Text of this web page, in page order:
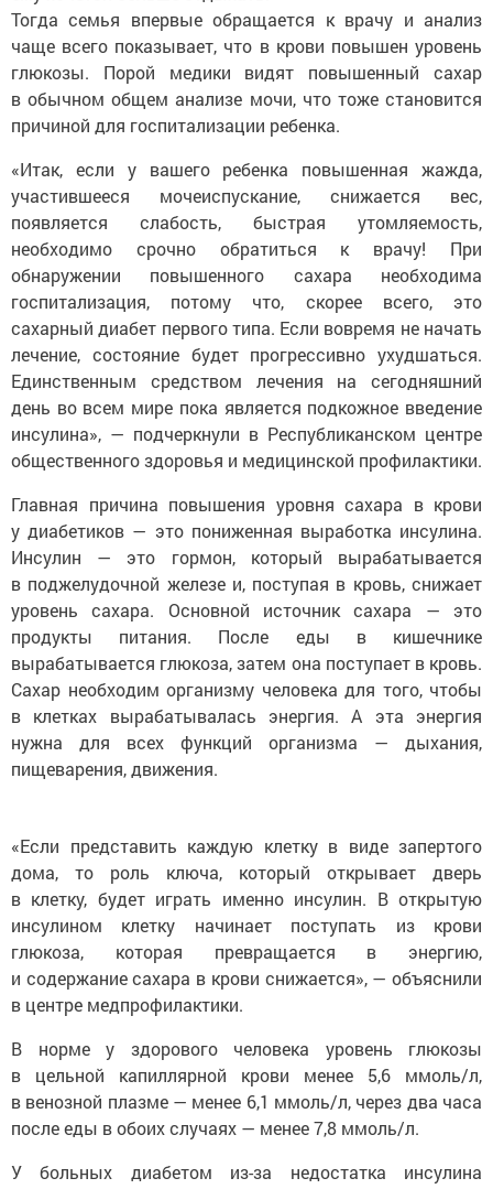
чаще всего показывает, что в крови повышен уровень
глюкозы. Порой медики видят повышенный сахар
в обычном общем анализе мочи, что тоже становится
причиной для госпитализации ребенка.
участившееся мочеиспускание, снижается вес,
появляется слабость, быстрая утомляемость,
необходимо срочно обратиться к врачу! При
обнаружении повышенного сахара необходима
госпитализация, потому что, скорее всего, это
сахарный диабет первого типа. Если вовремя не начать
лечение, состояние будет прогрессивно ухудшаться.
Единственным средством лечения на сегодняшний
день во всем мире пока является подкожное введение
инсулина», — подчеркнули в Республиканском центре
общественного здоровья и медицинской профилактики.
у диабетиков — это пониженная выработка инсулина.
Инсулин — это гормон, который вырабатывается
в поджелудочной железе и, поступая в кровь, снижает
уровень сахара. Основной источник сахара — это
продукты питания. После еды в кишечнике
вырабатывается глюкоза, затем она поступает в кровь.
Сахар необходим организму человека для того, чтобы
в клетках вырабатывалась энергия. А эта энергия
нужна для всех функций организма — дыхания,
пищеварения, движения.
дома, то роль ключа, который открывает дверь
в клетку, будет играть именно инсулин. В открытую
инсулином клетку начинает поступать из крови
глюкоза, которая превращается в энергию,
и содержание сахара в крови снижается», — объяснили
в центре медпрофилактики.
в цельной капиллярной крови менее 5,6 ммоль/л,
в венозной плазме — менее 6,1 ммоль/л, через два часа
после еды в обоих случаях — менее 7,8 ммоль/л.
глюкоза не может попасть в клетки и превратиться